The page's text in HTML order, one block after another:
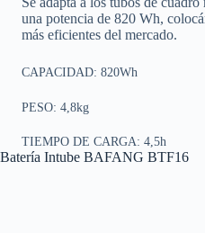
una potencia de 820 Wh,
más eficientes del mercado.
CAPACIDAD: 820Wh
PESO: 4,8kg
TIEMPO DE CARGA: 4,5h
Batería Intube BAFANG BTF16